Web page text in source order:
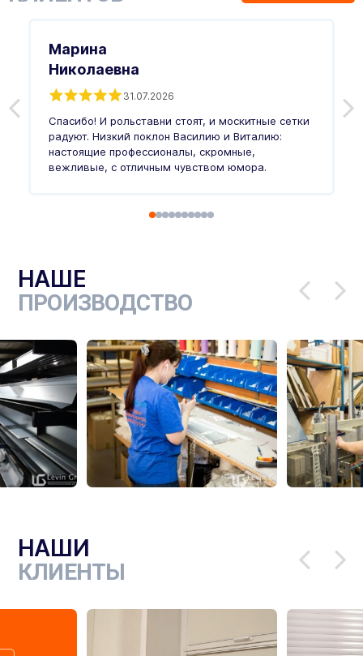
Марина
Николаевна
31.07.2026
Спасибо! И рольставни стоят, и москитные сетки
радуют. Низкий поклон Василию и Виталию:
настоящие профессионалы, скромные,
вежливые, с отличным чувством юмора.
НАШЕ
ПРОИЗВОДСТВО
НАШИ
КЛИЕНТЫ